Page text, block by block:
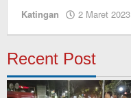
Katingan 2 Maret 2023
Recent Post